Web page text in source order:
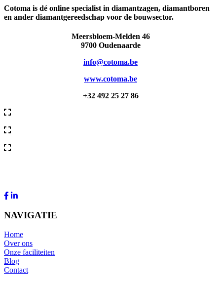
Cotoma is dé online specialist in diamantzagen, diamantboren
en ander diamantgereedschap voor de bouwsector.
Meersbloem-Melden 46
9700 Oudenaarde
info@cotoma.be
www.cotoma.be
+32 492 25 27 86
NAVIGATIE
Home
Over ons
Onze faciliteiten
Blog
Contact